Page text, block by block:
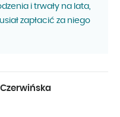
i trwały na lata,
zapłacić za niego